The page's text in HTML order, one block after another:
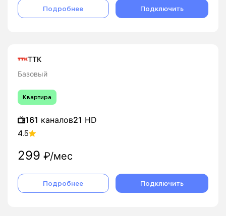
Подробнее Подключить
ТТК
Базовый
Квартира
161 каналов21 HD
4.5
299 ₽/мес
Подробнее Подключить